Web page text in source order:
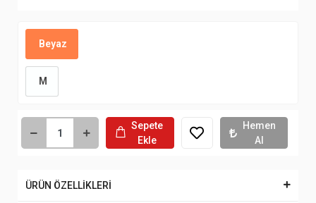
Beyaz
M
Sepete
Ekle
Hemen
Al
ÜRÜN ÖZELLİKLERİ